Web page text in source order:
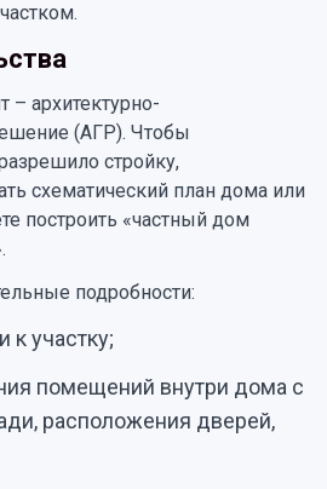
архитектурно-
(АГР). Чтобы
стройку,
схематический план дома или
построить «частный дом
подробности:
к участку;
помещений внутри дома с
расположения дверей,